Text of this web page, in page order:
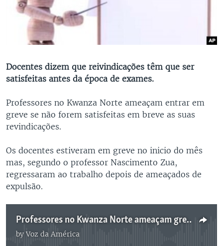
Docentes dizem que reivindicações têm que ser
satisfeitas antes da época de exames.
Professores no Kwanza Norte ameaçam entrar em
greve se não forem satisfeitas em breve as suas
revindicações.
Os docentes estiveram em greve no inicio do mês
mas, segundo o professor Nascimento Zua,
regressaram ao trabalho depois de ameaçados de
expulsão.
Professores no Kwanza Norte ameaçam greve - 0:42
byVoz da América
No media source currently available